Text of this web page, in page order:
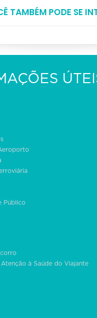
TAMBÉM PODE SE
Público
à Saúde do Viajante